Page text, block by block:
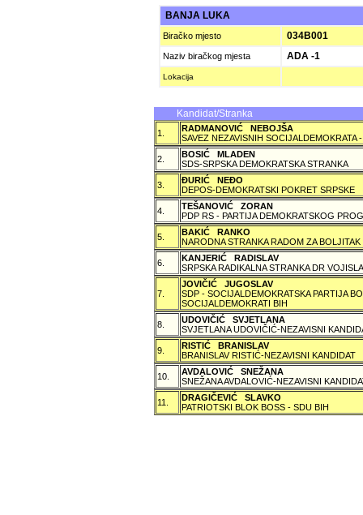
BANJA LUKA
Biračko mjesto 034B001
Naziv biračkog mjesta ADA -1
Lokacija
Kandidat/Stranka
1.
RADMANOVIĆ NEBOJŠA
SAVEZ NEZAVISNIH SOCIJALDEMOKRATA
2.
BOSIĆ MLADEN
SDS-SRPSKA DEMOKRATSKA STRANKA
3.
ÐURIĆ NEÐO
DEPOS-DEMOKRATSKI POKRET SRPSKE
4.
TEŠANOVIĆ ZORAN
PDP RS - PARTIJA DEMOKRATSKOG
5.
BAKIĆ RANKO
NARODNA STRANKA RADOM ZA BOLJITAK
6.
KANJERIĆ RADISLAV
SRPSKA RADIKALNA STRANKA DR
7.
JOVIČIĆ JUGOSLAV
SDP - SOCIJALDEMOKRATSKA PARTIJA
SOCIJALDEMOKRATI BIH
8.
UDOVIČIĆ SVJETLANA
SVJETLANA UDOVIČIĆ-NEZAVISNI
9.
RISTIĆ BRANISLAV
BRANISLAV RISTIĆ-NEZAVISNI KANDIDAT
10.
AVDALOVIĆ SNEŽANA
SNEŽANA AVDALOVIĆ-NEZAVISNI
11.
DRAGIČEVIĆ SLAVKO
PATRIOTSKI BLOK BOSS - SDU BIH